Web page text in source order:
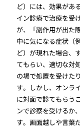
ど）には、効果があ
イン診療で治療を受
が、「副作用が出た
中に気になる症状（
ど）が現れた場合、
てもらい、適切な対
の場で処置を受けた
す。しかし、オンラ
に対面で診てもらう
ンで診察を受けるか
す。画面越しや言葉